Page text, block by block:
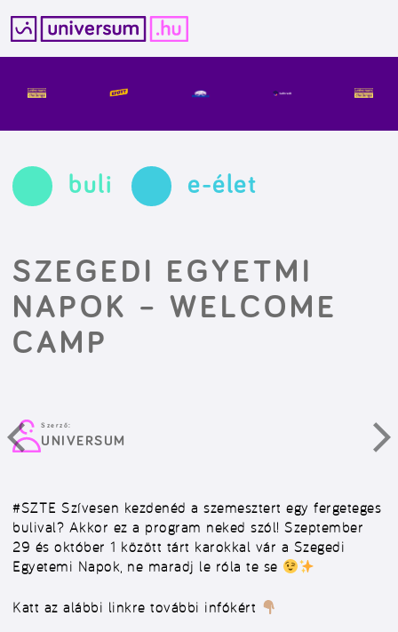
tartalomba
buli e-élet
SZEGEDI EGYETMI
NAPOK – WELCOME
CAMP
Szerző:
UNIVERSUM
#SZTE Szívesen kezdenéd a szemesztert egy fergeteges
bulival? Akkor ez a program neked szól! Szeptember
29 és október 1 között tárt karokkal vár a Szegedi
Egyetemi Napok, ne maradj le róla te se
Katt az alábbi linkre további infókért